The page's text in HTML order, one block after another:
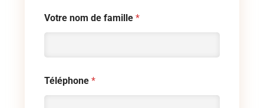
Votre nom de famille *
Téléphone *